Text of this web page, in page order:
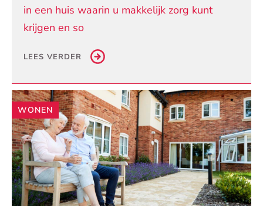
in een huis waarin u makkelijk zorg kunt
krijgen en so
LEES VERDER
WONEN